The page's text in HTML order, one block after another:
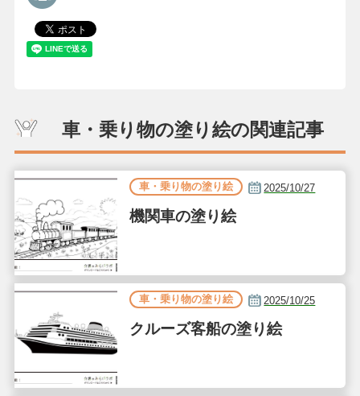
車・乗り物の塗り絵の関連記事
車・乗り物の塗り絵 2025/10/27
機関車の塗り絵
車・乗り物の塗り絵 2025/10/25
クルーズ客船の塗り絵